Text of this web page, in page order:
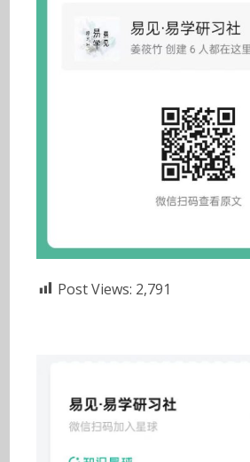
Post Views: 2,791